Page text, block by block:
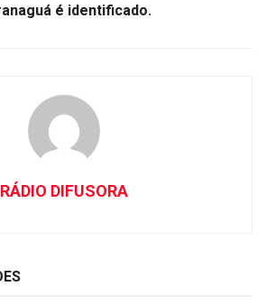
é identificado.
RÁDIO DIFUSORA